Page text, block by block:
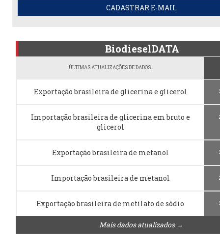
CADASTRAR E-MAIL
BiodieselDATA
ÚLTIMAS ATUALIZAÇÕES DE DADOS
Exportação brasileira de glicerina e glicerol
Importação brasileira de glicerina em bruto e
glicerol
Exportação brasileira de metanol
Importação brasileira de metanol
Exportação brasileira de metilato de sódio
Mais dados atualizados →